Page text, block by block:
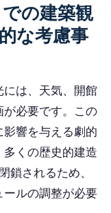
の建築観
な考慮事
は、天気、開館
必要です。この
響を与える劇的
くの歴史的建造
鎖されるため、
ルの調整が必要